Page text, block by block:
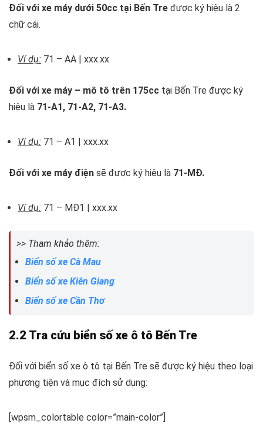
Đối với xe máy dưới 50cc tại Bến Tre được ký hiệu là 2
chữ cái.
Ví dụ: 71 – AA | xxx.xx
Đối với xe máy – mô tô trên 175cc tại Bến Tre được ký
hiệu là 71-A1, 71-A2, 71-A3.
Ví dụ: 71 – A1 | xxx.xx
Đối với xe máy điện sẽ được ký hiệu là 71-MĐ.
Ví dụ: 71 – MĐ1 | xxx.xx
>> Tham khảo thêm:
Biển số xe Cà Mau
Biển số xe Kiên Giang
Biển số xe Cần Thơ
2.2 Tra cứu biển số xe ô tô Bến Tre
Đối với biển số xe ô tô tại Bến Tre sẽ được ký hiệu theo loại
phương tiện và mục đích sử dụng:
[wpsm_colortable color=”main-color”]